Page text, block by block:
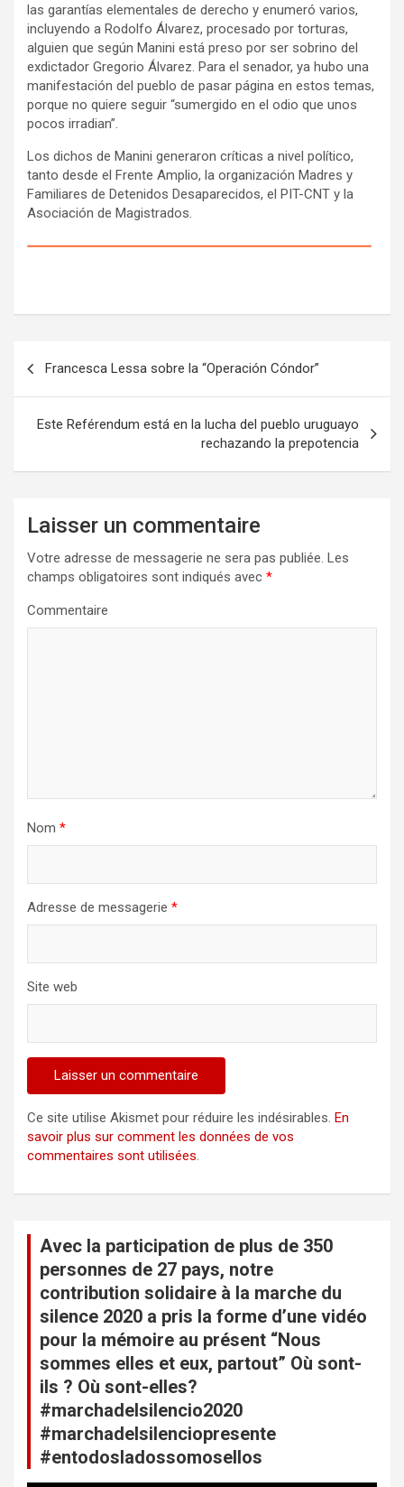
las garantías elementales de derecho y enumeró varios,
incluyendo a Rodolfo Álvarez, procesado por torturas,
alguien que según Manini está preso por ser sobrino del
exdictador Gregorio Álvarez. Para el senador, ya hubo una
manifestación del pueblo de pasar página en estos temas,
porque no quiere seguir “sumergido en el odio que unos
pocos irradian”.
Los dichos de Manini generaron críticas a nivel político,
tanto desde el Frente Amplio, la organización Madres y
Familiares de Detenidos Desaparecidos, el PIT-CNT y la
Asociación de Magistrados.
g
Francesca Lessa sobre la “Operación Cóndor”
Este Reférendum está en la lucha del pueblo uruguayo
rechazando la prepotencia
Laisser un commentaire
Votre adresse de messagerie ne sera pas publiée. Les
champs obligatoires sont indiqués avec *
Commentaire
Nom *
Adresse de messagerie *
Site web
Ce site utilise Akismet pour réduire les indésirables. En
savoir plus sur comment les données de vos
commentaires sont utilisées.
Avec la participation de plus de 350
personnes de 27 pays, notre
contribution solidaire à la marche du
silence 2020 a pris la forme d’une vidéo
pour la mémoire au présent “Nous
sommes elles et eux, partout” Où sont-
ils ? Où sont-elles?
#marchadelsilencio2020
#marchadelsilenciopresente
#entodosladossomosellos